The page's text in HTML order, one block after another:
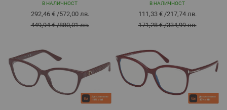
В НАЛИЧНОСТ
292,46 €/572,00 лв.
449,94 €/880,01 лв.
В НАЛИЧНОСТ
111,33 €/217,74 лв.
171,28 €/334,99 лв.